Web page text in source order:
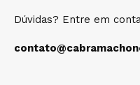
Dúvidas? Entre em